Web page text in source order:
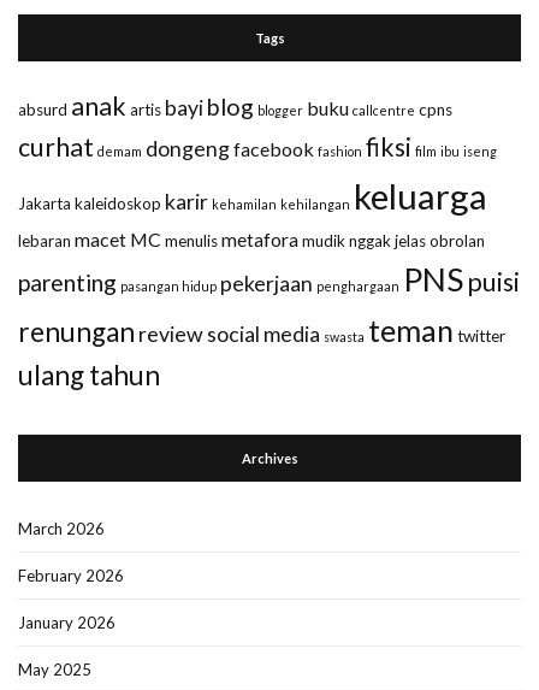
Tags
absurd anak artis bayiblog blogger buku callcentre cpns
curhat demam dongengfacebook fashion fiksi film ibu iseng
Jakarta kaleidoskop karir kehamilan kehilangan keluarga
lebaran macet MC menulismetaforamudiknggak jelasobrolan
parenting pasangan hidup pekerjaan penghargaan PNSpuisi
renungan reviewsocial media swasta teman twitter
ulang tahun
Archives
March 2026
February 2026
January 2026
May 2025